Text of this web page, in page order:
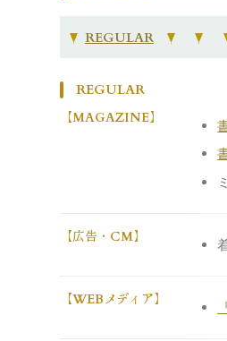
REGULAR
REGULAR
MAGAZINE
広告・CM
WEBメディア